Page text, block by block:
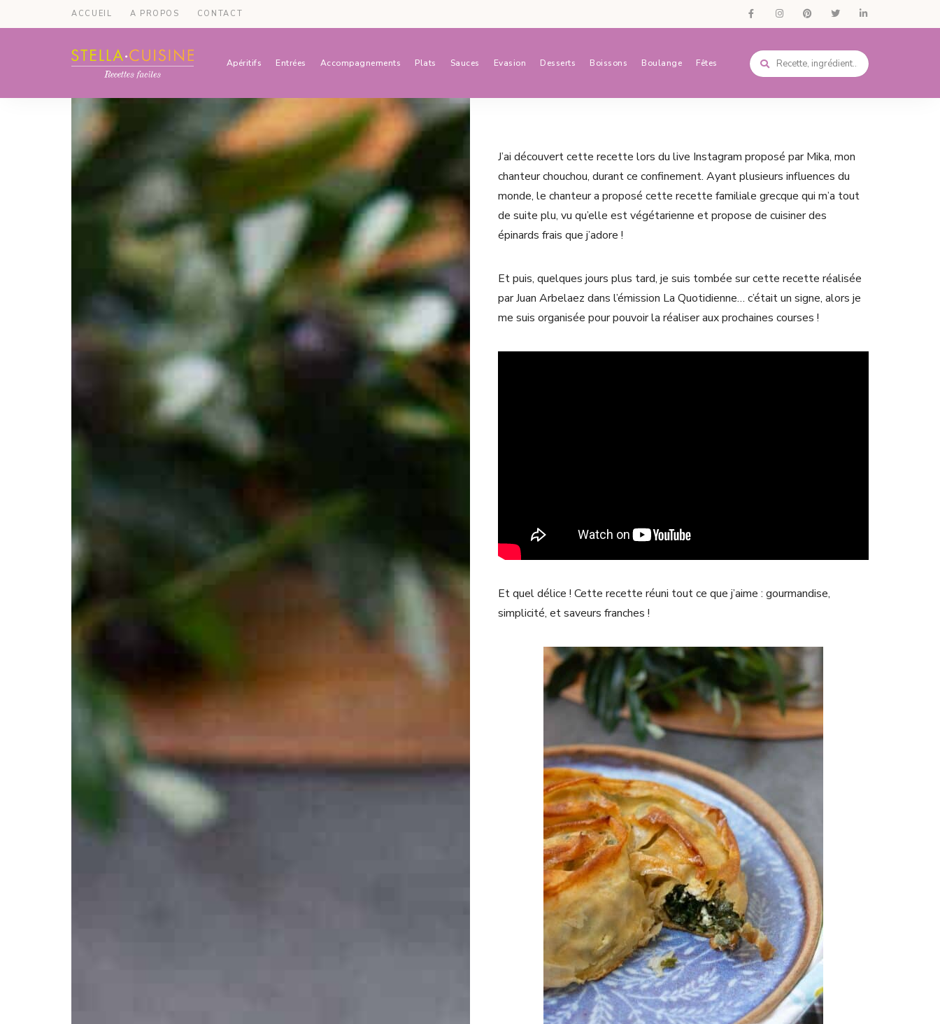
ACCUEIL A PROPOS CONTACT
Recettes
faciles,
recettes
rapides,
recettes
végétariennes
Recettes
Stella
Apéritifs Entrées Accompagnements Plats Sauces Evasion Desserts Boissons Boulange Fêtes
J’ai découvert cette recette lors du live Instagram proposé par Mika, mon
chanteur chouchou, durant ce confinement. Ayant plusieurs influences du
monde, le chanteur a proposé cette recette familiale grecque qui m’a tout
de suite plu, vu qu’elle est végétarienne et propose de cuisiner des
épinards frais que j’adore !
Et puis, quelques jours plus tard, je suis tombée sur cette recette réalisée
par Juan Arbelaez dans l’émission La Quotidienne… c’était un signe, alors je
me suis organisée pour pouvoir la réaliser aux prochaines courses !
Et quel délice ! Cette recette réuni tout ce que j’aime : gourmandise,
simplicité, et saveurs franches !